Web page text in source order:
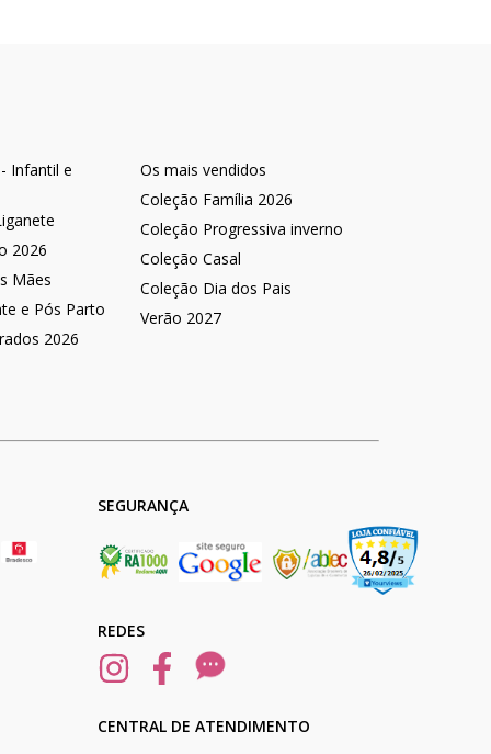
Infantil e
2026
Mães
e Pós Parto
2026
Os mais vendidos
Coleção Família 2026
Coleção Progressiva inverno
Coleção Casal
Coleção Dia dos Pais
Verão 2027
SEGURANÇA
REDES
CENTRAL DE ATENDIMENTO